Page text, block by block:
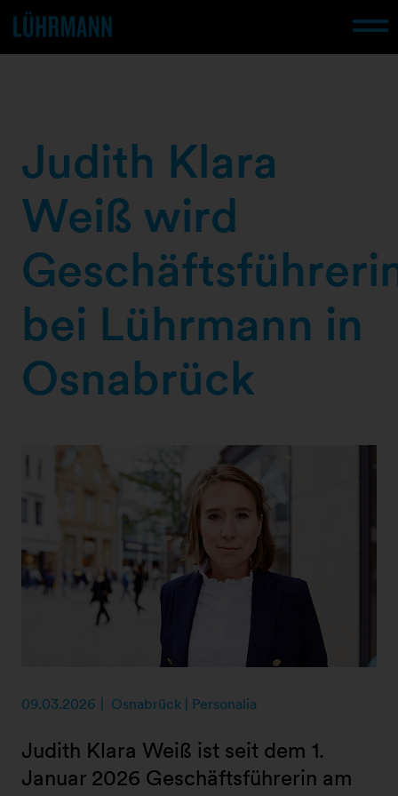
Judith Klara
Weiß wird
bei Lührmann in
Osnabrück
09.03.2026 Osnabrück | Personalia
Judith Klara Weiß ist seit dem 1.
Januar 2026 Geschäftsführerin am